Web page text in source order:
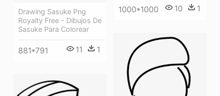
1000*1000 10 1
Drawing Sasuke Png
Royalty Free - Dibujos De
Sasuke Para Colorear
881*791 11 1